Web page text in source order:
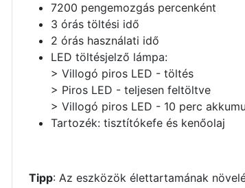
7200 pengemozgás percenként
3 órás töltési idő
2 órás használati idő
LED töltésjelző lámpa:
> Villogó piros LED - töltés
> Piros LED - teljesen feltöltve
> Villogó piros LED - 10 perc
Tartozék: tisztítókefe és kenőolaj
Tipp: Az eszközök élettartamának